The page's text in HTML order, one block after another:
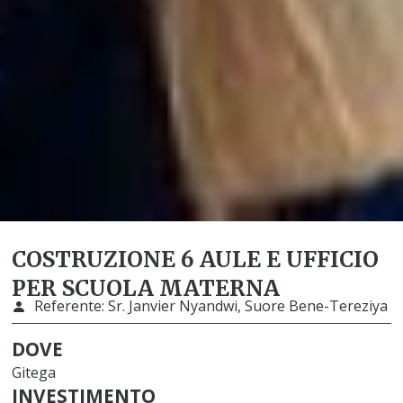
COSTRUZIONE 6 AULE E UFFICIO
PER SCUOLA MATERNA
Referente:Sr. Janvier Nyandwi, Suore Bene-Tereziya
DOVE
Gitega
INVESTIMENTO